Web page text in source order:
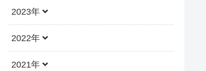
2023年
2022年
2021年